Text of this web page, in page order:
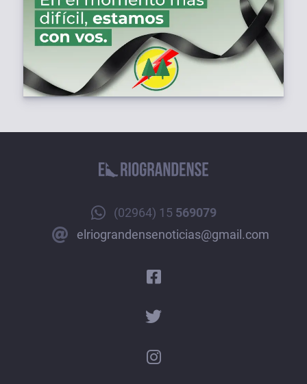
(02964) 15 569079
elriograndensenoticias@gmail.com